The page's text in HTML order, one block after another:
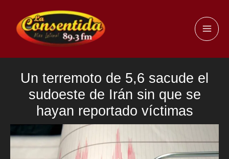
contenido
Un terremoto de 5,6 sacude el
sudoeste de Irán sin que se
hayan reportado víctimas